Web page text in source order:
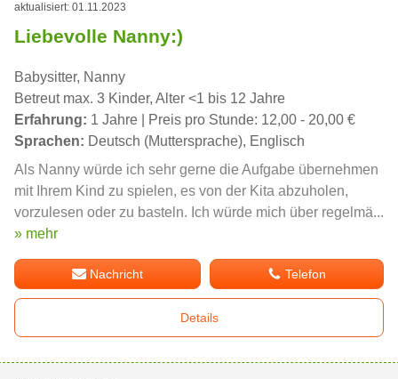
aktualisiert: 01.11.2023
Liebevolle Nanny:)
Babysitter, Nanny
Betreut max. 3 Kinder, Alter <1 bis 12 Jahre
Erfahrung: 1 Jahre | Preis pro Stunde: 12,00 - 20,00 €
Sprachen: Deutsch (Muttersprache), Englisch
Als Nanny würde ich sehr gerne die Aufgabe übernehmen
mit Ihrem Kind zu spielen, es von der Kita abzuholen,
vorzulesen oder zu basteln. Ich würde mich über regelmä...
» mehr
Nachricht Telefon
Details